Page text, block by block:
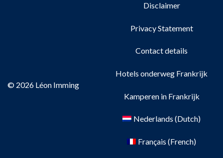
© 2026 Léon Imming
Disclaimer
Privacy Statement
Contact details
Hotels onderweg Frankrijk
Kamperen in Frankrijk
Nederlands (Dutch)
Français (French)